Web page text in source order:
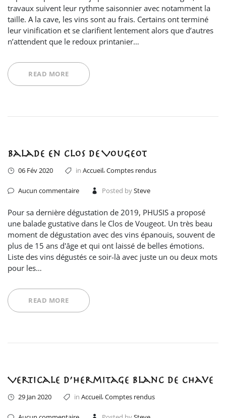
travaux suivent leur rythme saisonnier avec notamment la
taille. A la cave, les vins sont au frais. Certains ont terminé
leur vinification et se clarifient lentement alors que d’autres
n’attendent que le redoux printanier…
READ MORE
Balade en Clos de Vougeot
06 Fév 2020 in Accueil,Comptes rendus
Aucun commentaire Posted bySteve
Pour sa dernière dégustation de 2019, PHUSIS a proposé
une balade gustative dans le Clos de Vougeot. Un très beau
moment de dégustation avec des vins épanouis, souvent de
plus de 15 ans d'âge et qui ont laissé de belles émotions.
Liste des vins dégustés ce soir-là avec juste un ou deux mots
pour les…
READ MORE
Verticale d’Hermitage blanc de Chave
29 Jan 2020 in Accueil,Comptes rendus